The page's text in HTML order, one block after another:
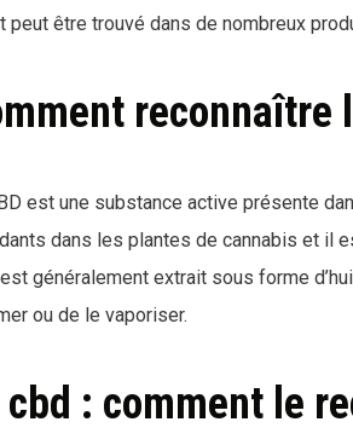
peut être trouvé dans de nombreux
reconnaître
est une substance active présente
dans les plantes de cannabis et il
généralement extrait sous forme
ou de le vaporiser.
cbd : comment le